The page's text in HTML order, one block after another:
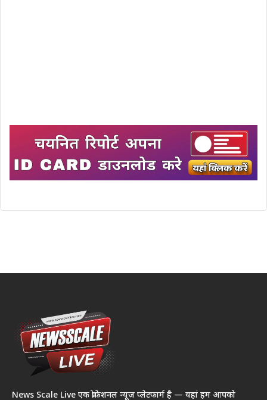
News Scale Live एक प्रोफेशनल न्यूज़ प्लेटफार्म है — यहां हम आपको